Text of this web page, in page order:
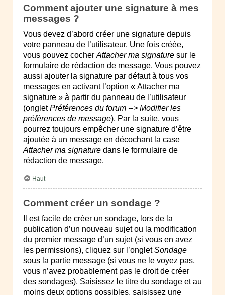
Comment ajouter une signature à mes
messages ?
Vous devez d’abord créer une signature depuis
votre panneau de l’utilisateur. Une fois créée,
vous pouvez cocher Attacher ma signature sur le
formulaire de rédaction de message. Vous pouvez
aussi ajouter la signature par défaut à tous vos
messages en activant l’option « Attacher ma
signature » à partir du panneau de l’utilisateur
(ongletPréférences du forum --> Modifier les
préférences de message). Par la suite, vous
pourrez toujours empêcher une signature d’être
ajoutée à un message en décochant la case
Attacher ma signature dans le formulaire de
rédaction de message.
Haut
Comment créer un sondage ?
Il est facile de créer un sondage, lors de la
publication d’un nouveau sujet ou la modification
du premier message d’un sujet (si vous en avez
les permissions), cliquez sur l’ongletSondage
sous la partie message (si vous ne le voyez pas,
vous n’avez probablement pas le droit de créer
des sondages). Saisissez le titre du sondage et au
moins deux options possibles, saisissez une